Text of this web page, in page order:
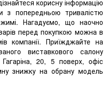
корисну інформацію
з попередньою тривалістю
Нагадуємо, що наочно
перед покупкою можна в
компанії. Приїжджайте на
виставкового салону
20, 5 поверх, офіс
знижку на обрану модель